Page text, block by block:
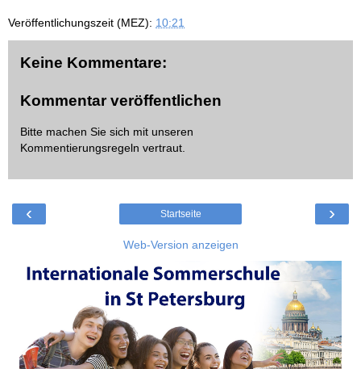
Veröffentlichungszeit (MEZ): 10:21
Keine Kommentare:
Kommentar veröffentlichen
Bitte machen Sie sich mit unseren
Kommentierungsregeln vertraut.
‹ ›
Startseite
Web-Version anzeigen